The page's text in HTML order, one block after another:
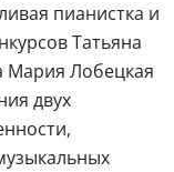
пианистка и
Татьяна
Мария Лобецкая
двух